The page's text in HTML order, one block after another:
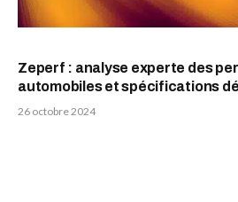
Zeperf : analyse experte des
automobiles et spécifications
26 octobre 2024